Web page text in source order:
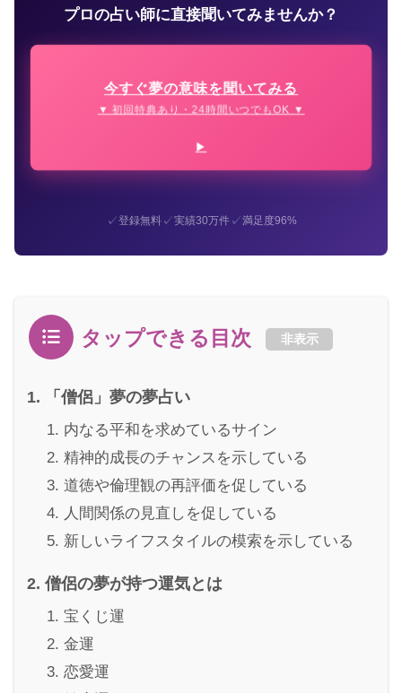
プロの占い師に直接聞いてみませんか？
今すぐ夢の意味を聞いてみる
▼ 初回特典あり・24時間いつでもOK ▼
✓登録無料✓実績30万件✓満足度96%
タップできる目次 非表示
「僧侶」夢の夢占い
内なる平和を求めているサイン
精神的成長のチャンスを示している
道徳や倫理観の再評価を促している
人間関係の見直しを促している
新しいライフスタイルの模索を示している
僧侶の夢が持つ運気とは
宝くじ運
金運
恋愛運